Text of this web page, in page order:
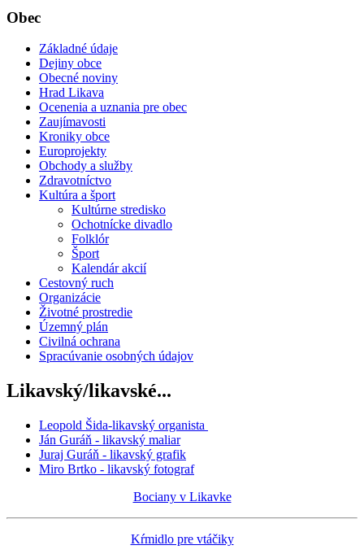
Obec
Základné údaje
Dejiny obce
Obecné noviny
Hrad Likava
Ocenenia a uznania pre obec
Zaujímavosti
Kroniky obce
Europrojekty
Obchody a služby
Zdravotníctvo
Kultúra a šport
Kultúrne stredisko
Ochotnícke divadlo
Folklór
Šport
Kalendár akcií
Cestovný ruch
Organizácie
Životné prostredie
Územný plán
Civilná ochrana
Spracúvanie osobných údajov
Likavský/likavské...
Leopold Šida-likavský organista
Ján Guráň - likavský maliar
Juraj Guráň - likavský grafik
Miro Brtko - likavský fotograf
Bociany v Likavke
Kŕmidlo pre vtáčiky